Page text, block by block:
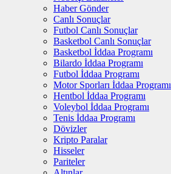
Haber Gönder
Canlı Sonuçlar
Futbol Canlı Sonuçlar
Basketbol Canlı Sonuçlar
Basketbol İddaa Programı
Bilardo İddaa Programı
Futbol İddaa Programı
Motor Sporları İddaa Programı
Hentbol İddaa Programı
Voleybol İddaa Programı
Tenis İddaa Programı
Dövizler
Kripto Paralar
Hisseler
Pariteler